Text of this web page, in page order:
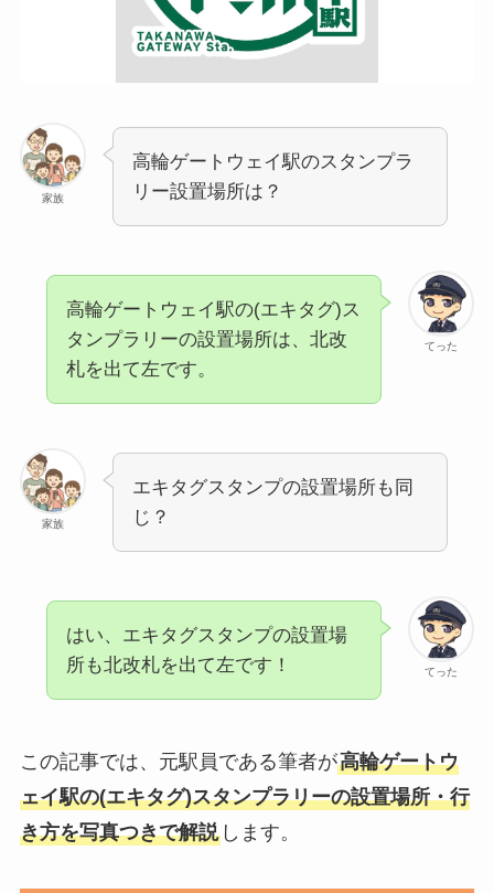
家族
高輪ゲートウェイ駅のスタンプラ
リー設置場所は？
てった
高輪ゲートウェイ駅の(エキタグ)ス
タンプラリーの設置場所は、北改
札を出て左です。
家族
エキタグスタンプの設置場所も同
じ？
てった
はい、エキタグスタンプの設置場
所も北改札を出て左です！
この記事では、元駅員である筆者が高輪ゲートウ
ェイ駅の(エキタグ)スタンプラリーの設置場所・行
き方を写真つきで解説します。